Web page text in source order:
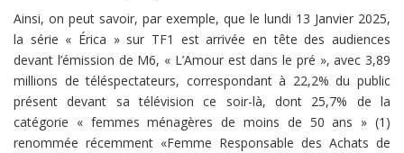
Ainsi, on peut savoir, par exemple, que le lundi 13 Janvier 2025,
la série « Érica » sur TF1 est arrivée en tête des audiences
devant l’émission de M6, « L’Amour est dans le pré », avec 3,89
millions de téléspectateurs, correspondant à 22,2% du public
présent devant sa télévision ce soir-là, dont 25,7% de la
catégorie « femmes ménagères de moins de 50 ans » (1)
renommée récemment «Femme Responsable des Achats de